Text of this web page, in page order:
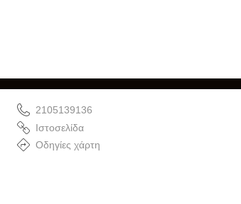
2105139136
Ιστοσελίδα
Οδηγίες χάρτη